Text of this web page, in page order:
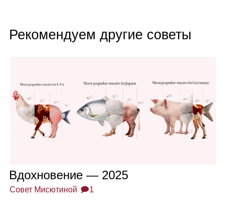
Рекомендуем другие советы
Вдох­но­ве­ние — 2025
Совет Мисютиной 🗩1